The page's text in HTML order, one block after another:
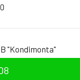
"Kondimonta"